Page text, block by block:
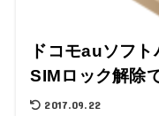
ドコモauソフ
SIMロック解除
2017.09.22